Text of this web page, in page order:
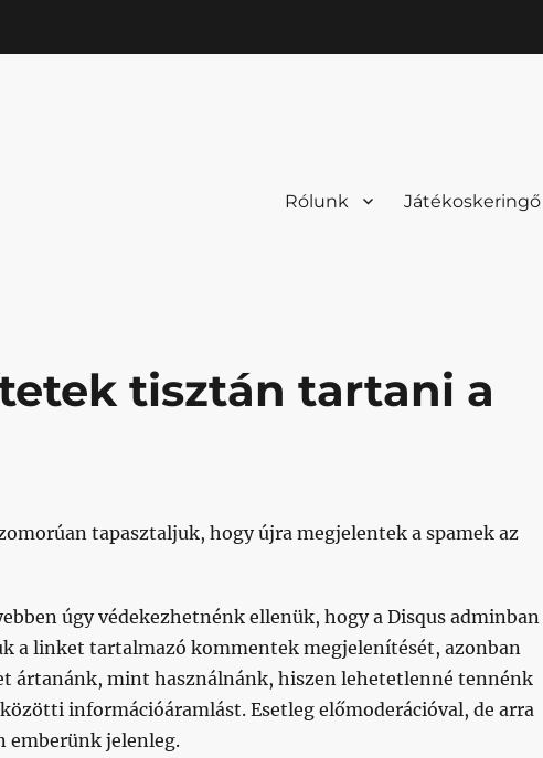
Rólunk Játékoskeringő
tisztán tartani a
tapasztaljuk, hogy újra megjelentek a spamek az
úgy védekezhetnénk ellenük, hogy a Disqus adminban
a linket tartalmazó kommentek megjelenítését, azonban
ártanánk, mint használnánk, hiszen lehetetlenné tennénk
információáramlást. Esetleg előmoderációval, de arra
emberünk jelenleg.